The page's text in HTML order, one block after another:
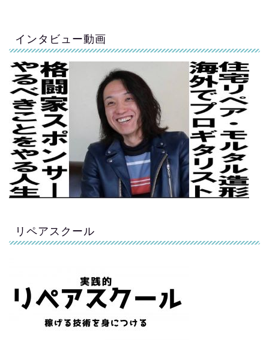
インタビュー動画
リペアスクール